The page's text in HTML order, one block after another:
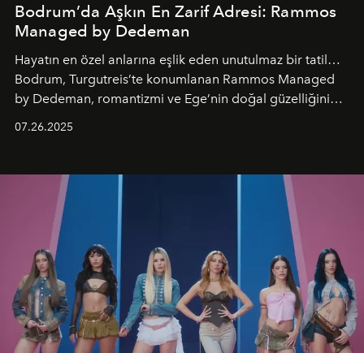
Bodrum’da Aşkın En Zarif Adresi: Rammos
Managed by Dedeman
Hayatın en özel anlarına eşlik eden unutulmaz bir tatil…
Bodrum, Turgutreis’te konumlanan Rammos Managed
by Dedeman, romantizmi ve Ege’nin doğal güzelliğini
07.26.2025